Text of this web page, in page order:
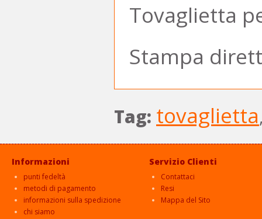
Tovaglietta
Stampa
Tag: tovaglietta
Informazioni
punti fedeltà
metodi di pagamento
informazioni sulla spedizione
chi siamo
Servizio Clienti
Contattaci
Resi
Mappa del Sito